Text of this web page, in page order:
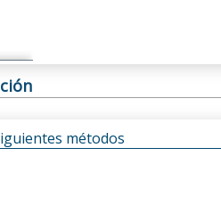
métodos